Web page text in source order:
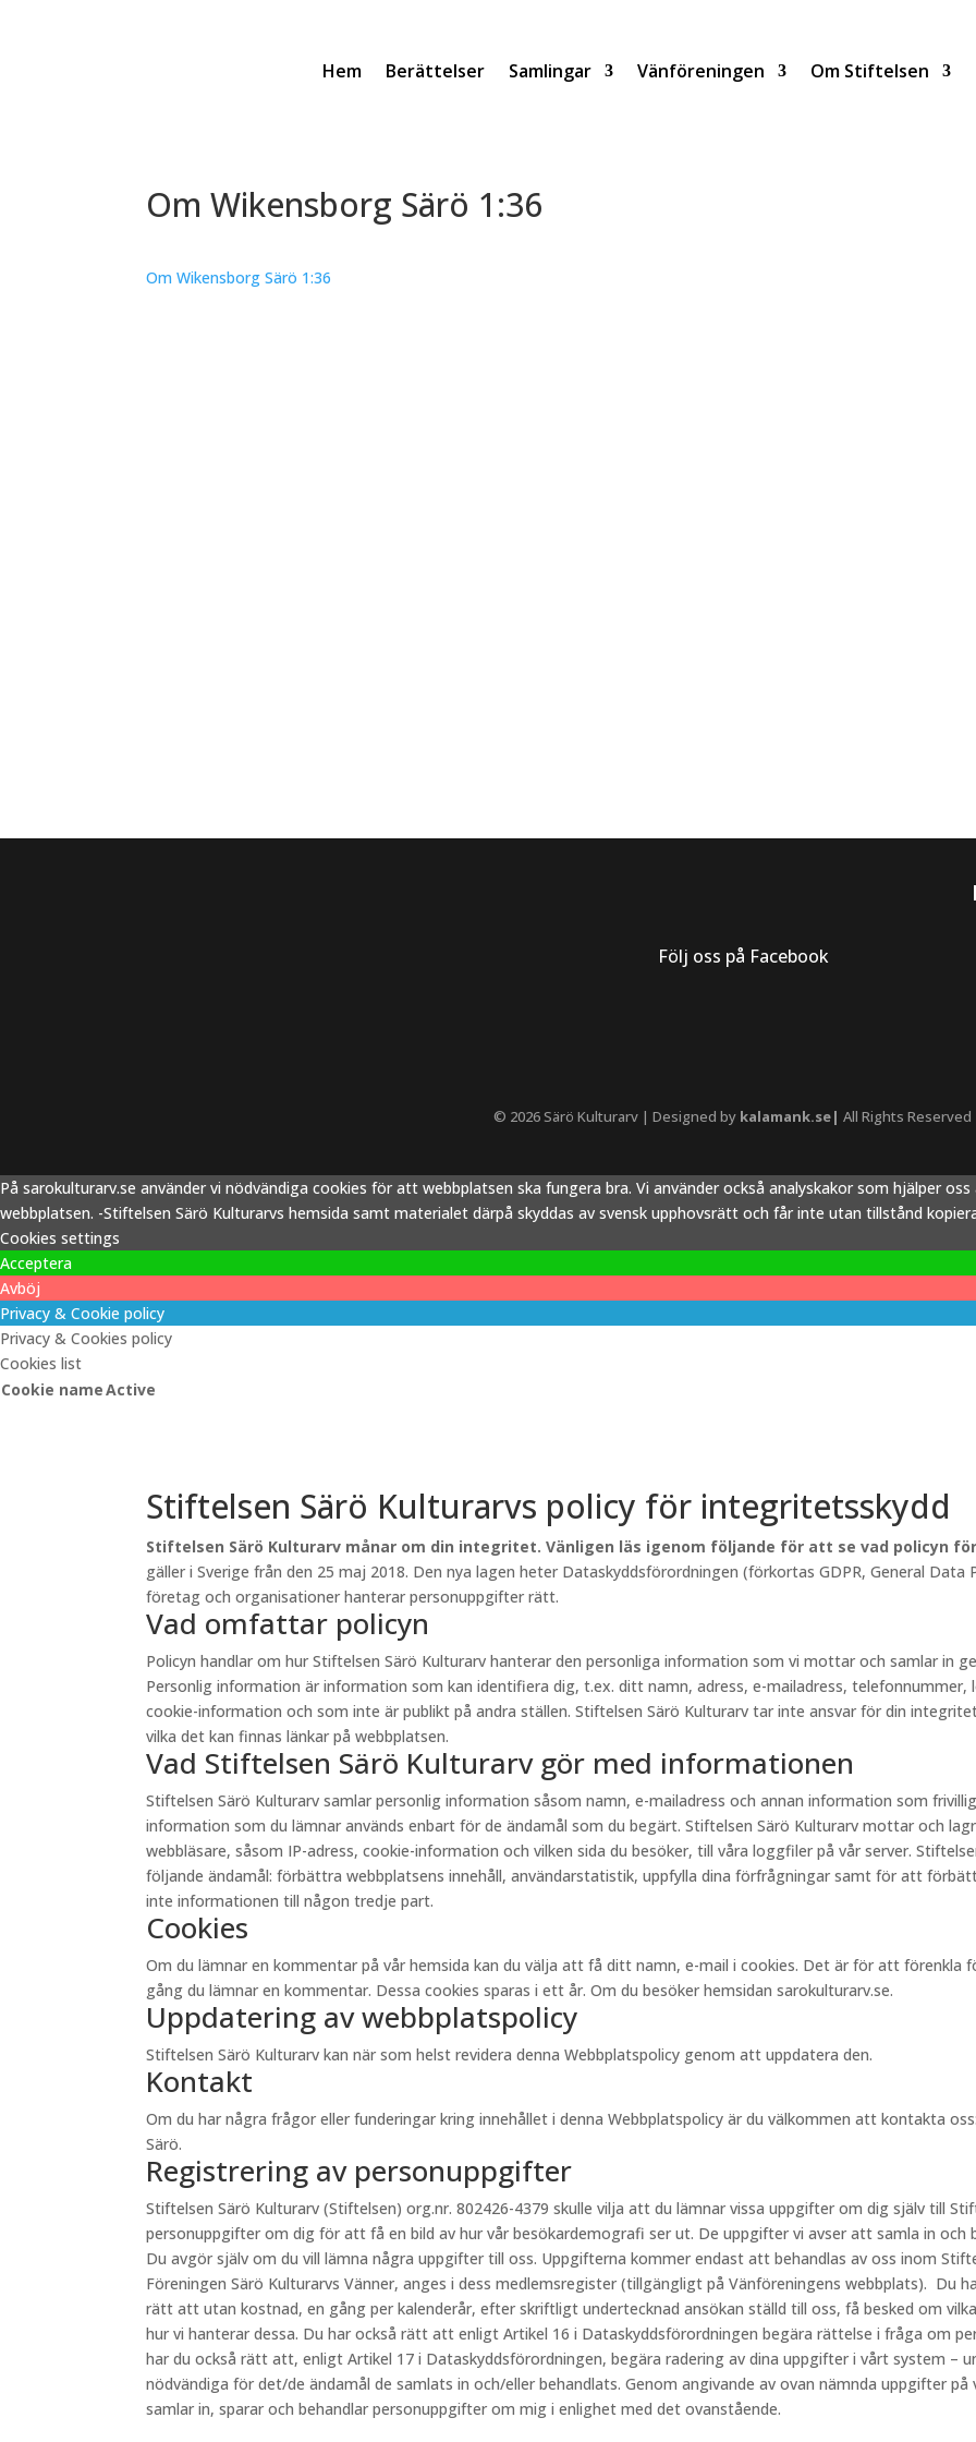
Hem Berättelser Samlingar Vänföreningen Om Stiftelsen
Om Wikensborg Särö 1:36
Om Wikensborg Särö 1:36
Följ oss på Facebook
© 2026 Särö Kulturarv | Designed by kalamank.se| All Rights Reserved
På sarokulturarv.se använder vi nödvändiga cookies för att webbplatsen ska fungera bra. Vi använder också analyskakor som hjälper
webbplatsen. -Stiftelsen Särö Kulturarvs hemsida samt materialet därpå skyddas av svensk upphovsrätt och får inte utan tillstånd
Cookies settings
Acceptera
Avböj
Privacy & Cookie policy
Privacy & Cookies policy
Cookies list
Cookie nameActive
Stiftelsen Särö Kulturarvs policy för integritetsskydd
Stiftelsen Särö Kulturarv månar om din integritet. Vänligen läs igenom följande för att se vad policyn
gäller i Sverige från den 25 maj 2018. Den nya lagen heter Dataskyddsförordningen (förkortas GDPR, General
företag och organisationer hanterar personuppgifter rätt.
Vad omfattar policyn
Policyn handlar om hur Stiftelsen Särö Kulturarv hanterar den personliga information som vi mottar och samlar in
Personlig information är information som kan identifiera dig, t.ex. ditt namn, adress, e-mailadress, telefonnummer,
cookie-information och som inte är publikt på andra ställen. Stiftelsen Särö Kulturarv tar inte ansvar för din
vilka det kan finnas länkar på webbplatsen.
Vad Stiftelsen Särö Kulturarv gör med informationen
Stiftelsen Särö Kulturarv samlar personlig information såsom namn, e-mailadress och annan information som
information som du lämnar används enbart för de ändamål som du begärt. Stiftelsen Särö Kulturarv mottar och
webbläsare, såsom IP-adress, cookie-information och vilken sida du besöker, till våra loggfiler på vår server.
följande ändamål: förbättra webbplatsens innehåll, användarstatistik, uppfylla dina förfrågningar samt för att
inte informationen till någon tredje part.
Cookies
Om du lämnar en kommentar på vår hemsida kan du välja att få ditt namn, e-mail i cookies. Det är för att förenkla
gång du lämnar en kommentar. Dessa cookies sparas i ett år. Om du besöker hemsidan sarokulturarv.se.
Uppdatering av webbplatspolicy
Stiftelsen Särö Kulturarv kan när som helst revidera denna Webbplatspolicy genom att uppdatera den.
Kontakt
Om du har några frågor eller funderingar kring innehållet i denna Webbplatspolicy är du välkommen att kontakta
Särö.
Registrering av personuppgifter
Stiftelsen Särö Kulturarv (Stiftelsen) org.nr. 802426-4379 skulle vilja att du lämnar vissa uppgifter om dig själv till
personuppgifter om dig för att få en bild av hur vår besökardemografi ser ut. De uppgifter vi avser att samla in och
Du avgör själv om du vill lämna några uppgifter till oss. Uppgifterna kommer endast att behandlas av oss inom
Föreningen Särö Kulturarvs Vänner, anges i dess medlemsregister (tillgängligt på Vänföreningens webbplats). Du
rätt att utan kostnad, en gång per kalenderår, efter skriftligt undertecknad ansökan ställd till oss, få besked om
hur vi hanterar dessa. Du har också rätt att enligt Artikel 16 i Dataskyddsförordningen begära rättelse i fråga om
har du också rätt att, enligt Artikel 17 i Dataskyddsförordningen, begära radering av dina uppgifter i vårt system
nödvändiga för det/de ändamål de samlats in och/eller behandlats. Genom angivande av ovan nämnda uppgifter
samlar in, sparar och behandlar personuppgifter om mig i enlighet med det ovanstående.